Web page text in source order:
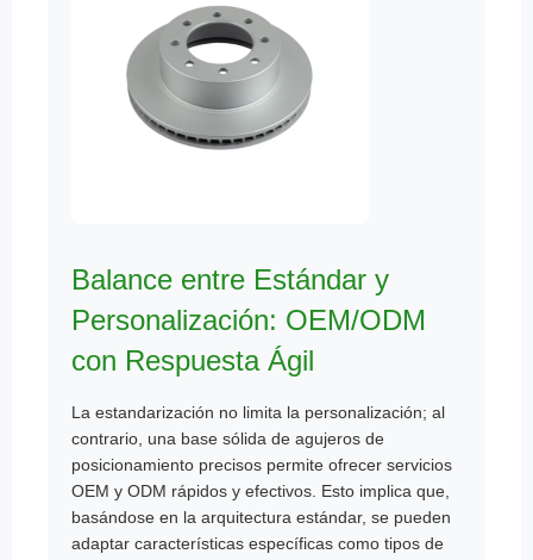
Balance entre Estándar y
Personalización: OEM/ODM
con Respuesta Ágil
La estandarización no limita la personalización; al
contrario, una base sólida de agujeros de
posicionamiento precisos permite ofrecer servicios
OEM y ODM rápidos y efectivos. Esto implica que,
basándose en la arquitectura estándar, se pueden
adaptar características específicas como tipos de